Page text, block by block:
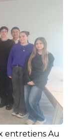
entretiens Au